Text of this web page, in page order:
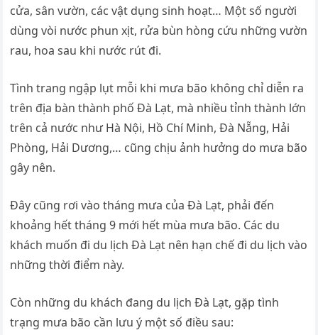
cửa, sân vườn, các vật dụng sinh hoạt… Một số người
dùng vòi nước phun xịt, rửa bùn hòng cứu những vườn
rau, hoa sau khi nước rút đi.
Tình trang ngập lụt mỗi khi mưa bão không chỉ diễn ra
trên địa bàn thành phố Đà Lạt, mà nhiều tỉnh thành lớn
trên cả nước như Hà Nội, Hồ Chí Minh, Đà Nẵng, Hải
Phòng, Hải Dương,… cũng chịu ảnh hưởng do mưa bão
gây nên.
Đây cũng rơi vào tháng mưa của Đà Lạt, phải đến
khoảng hết tháng 9 mới hết mùa mưa bão. Các du
khách muốn đi du lịch Đà Lạt nên hạn chế đi du lịch vào
những thời điểm này.
Còn những du khách đang du lịch Đà Lạt, gặp tình
trạng mưa bão cần lưu ý một số điều sau: